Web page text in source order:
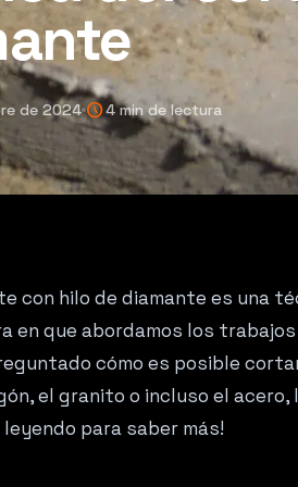
de 2024 schedule4 min de lectura
con hilo de diamante es una
en que abordamos los
cómo es posible
el granito o incluso el
leyendo para saber más!